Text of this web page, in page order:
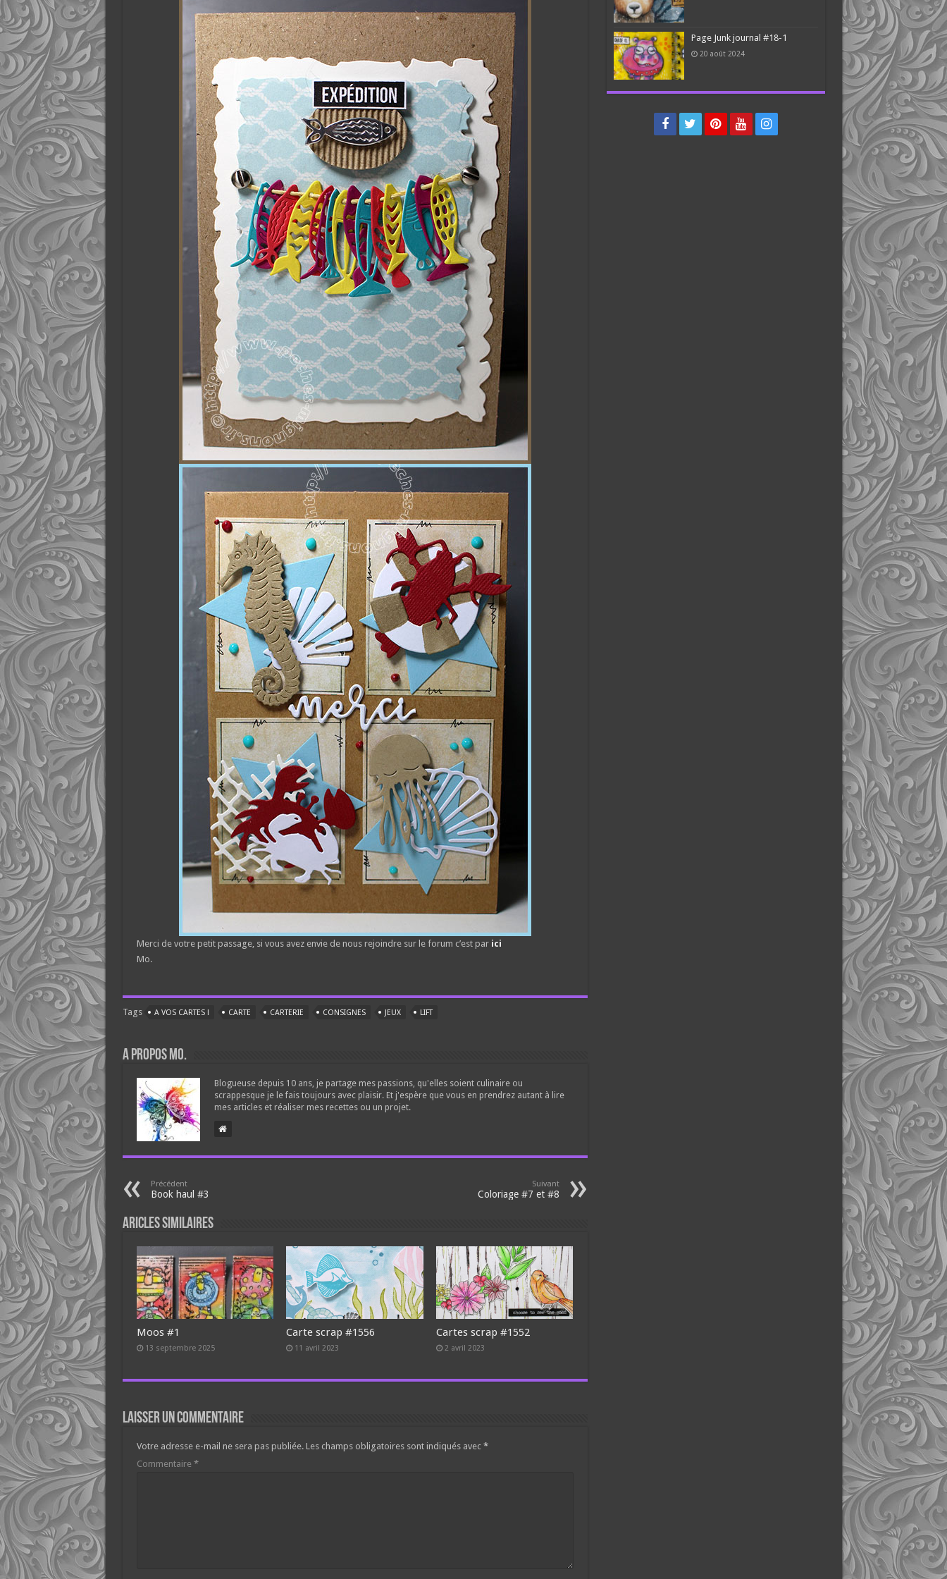
Merci de votre petit passage, si vous avez envie de nous rejoindre sur le forum c’est par ici
Mo.
Tags A VOS CARTES ! CARTE CARTERIE CONSIGNES JEUX LIFT
A propos Mo.
Blogueuse depuis 10 ans, je partage mes passions, qu'elles soient culinaire ou
scrappesque je le fais toujours avec plaisir. Et j'espère que vous en prendrez autant à lire
mes articles et réaliser mes recettes ou un projet.
Précédent
Book haul #3
Suivant
Coloriage #7 et #8
Aricles similaires
Moos #1
13 septembre 2025
Carte scrap #1556
11 avril 2023
Cartes scrap #1552
2 avril 2023
Laisser un commentaire
Votre adresse e-mail ne sera pas publiée. Les champs obligatoires sont indiqués avec *
Commentaire *
Page Junk journal #18-1
20 août 2024